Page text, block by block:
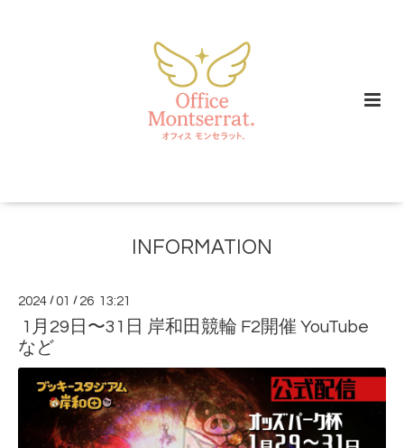
INFORMATION
2024 /01 / 26 13:21
1月29日〜31日 岸和田競輪 F2開催 YouTube
など